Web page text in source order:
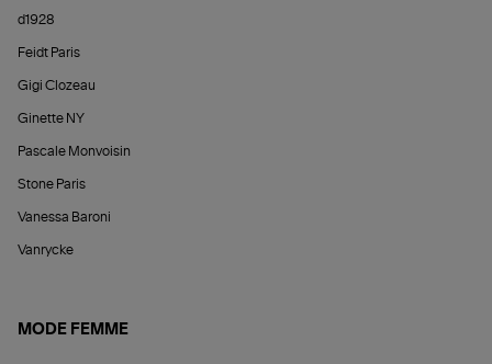
d1928
Feidt Paris
Gigi Clozeau
Ginette NY
Pascale Monvoisin
Stone Paris
Vanessa Baroni
Vanrycke
MODE FEMME